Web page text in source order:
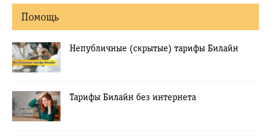
Помощь
Непубличные (скрытые) тарифы Билайн
Тарифы Билайн без интернета